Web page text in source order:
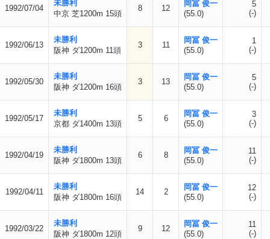
1992/07/04
未勝利
中京 芝1200m 15頭
8 12
岡冨 俊一
(55.0)
5
(-)
1992/06/13
未勝利
阪神 ダ1200m 11頭
3 11
岡冨 俊一
(55.0)
1
(-)
1992/05/30
未勝利
阪神 ダ1200m 16頭
3 13
岡冨 俊一
(55.0)
5
(-)
1992/05/17
未勝利
京都 ダ1400m 13頭
5 6
岡冨 俊一
(55.0)
3
(-)
1992/04/19
未勝利
阪神 ダ1800m 13頭
6 8
岡冨 俊一
(55.0)
11
(-)
1992/04/11
未勝利
阪神 ダ1800m 16頭
14 2
岡冨 俊一
(55.0)
12
(-)
1992/03/22
未勝利
阪神 ダ1800m 12頭
9 12
岡冨 俊一
(55.0)
11
(-)